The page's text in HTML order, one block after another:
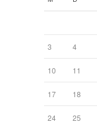
3 4
10 11
17 18
24 25